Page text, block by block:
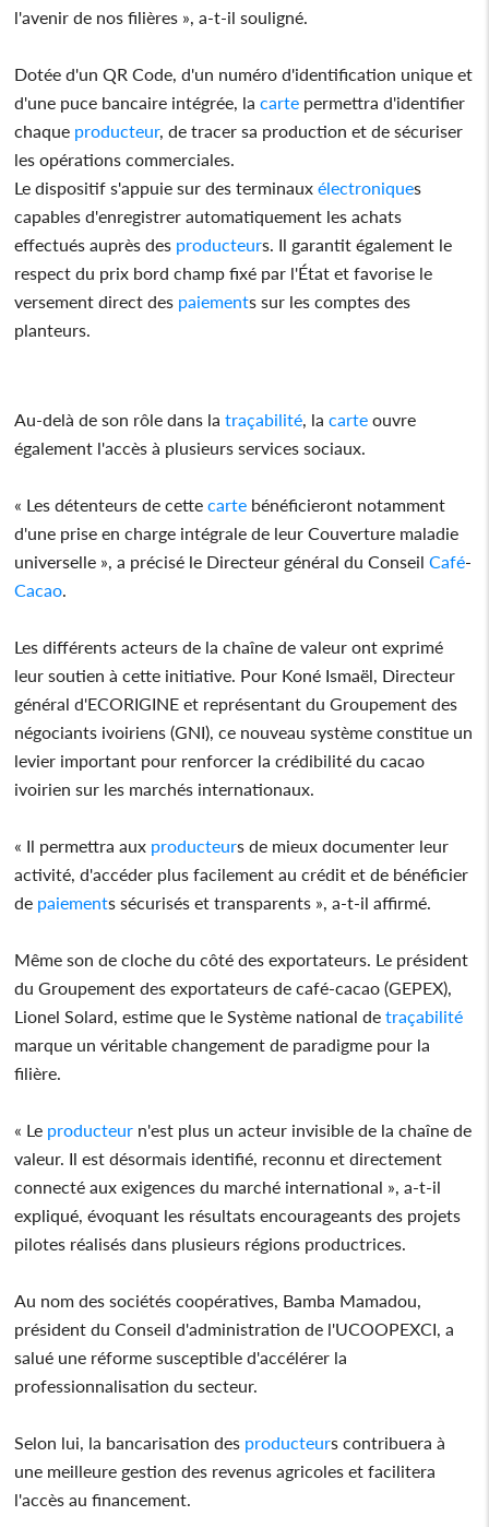
l'avenir de nos filières », a-t-il souligné.
Dotée d'un QR Code, d'un numéro d'identification unique et
d'une puce bancaire intégrée, la carte permettra d'identifier
chaque producteur, de tracer sa production et de sécuriser
les opérations commerciales.
Le dispositif s'appuie sur des terminaux électroniques
capables d'enregistrer automatiquement les achats
effectués auprès des producteurs. Il garantit également le
respect du prix bord champ fixé par l'État et favorise le
versement direct des paiements sur les comptes des
planteurs.
Au-delà de son rôle dans la traçabilité, la carte ouvre
également l'accès à plusieurs services sociaux.
« Les détenteurs de cette carte bénéficieront notamment
d'une prise en charge intégrale de leur Couverture maladie
universelle », a précisé le Directeur général du Conseil Café-
Cacao.
Les différents acteurs de la chaîne de valeur ont exprimé
leur soutien à cette initiative. Pour Koné Ismaël, Directeur
général d'ECORIGINE et représentant du Groupement des
négociants ivoiriens (GNI), ce nouveau système constitue un
levier important pour renforcer la crédibilité du cacao
ivoirien sur les marchés internationaux.
« Il permettra aux producteurs de mieux documenter leur
activité, d'accéder plus facilement au crédit et de bénéficier
de paiements sécurisés et transparents », a-t-il affirmé.
Même son de cloche du côté des exportateurs. Le président
du Groupement des exportateurs de café-cacao (GEPEX),
Lionel Solard, estime que le Système national de traçabilité
marque un véritable changement de paradigme pour la
filière.
« Le producteur n'est plus un acteur invisible de la chaîne de
valeur. Il est désormais identifié, reconnu et directement
connecté aux exigences du marché international », a-t-il
expliqué, évoquant les résultats encourageants des projets
pilotes réalisés dans plusieurs régions productrices.
Au nom des sociétés coopératives, Bamba Mamadou,
président du Conseil d'administration de l'UCOOPEXCI, a
salué une réforme susceptible d'accélérer la
professionnalisation du secteur.
Selon lui, la bancarisation des producteurs contribuera à
une meilleure gestion des revenus agricoles et facilitera
l'accès au financement.